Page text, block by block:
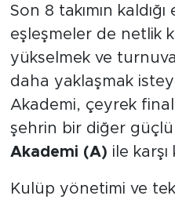
Son 8 takımın
eşleşmeler de netlik
yükselmek ve
daha yaklaşmak
Akademi, çeyrek
şehrin bir diğer güçlü
Akademi (A) ile karşı
Kulüp yönetimi ve